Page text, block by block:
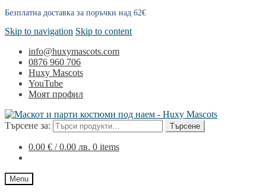
Безплатна доставка за поръчки над 62€
Skip to navigation Skip to content
info@huxymascots.com
0876 960 706
Huxy Mascots
YouTube
Моят профил
Търсене за: Търсене
0.00 € / 0.00 лв. 0 items
Menu